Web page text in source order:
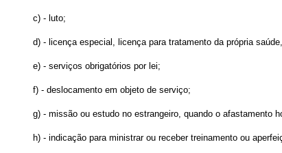
c) - luto;
d) - licença especial, licença para tratamento da própria
e) - serviços obrigatórios por lei;
f) - deslocamento em objeto de serviço;
g) - missão ou estudo no estrangeiro, quando o afastamento
h) - indicação para ministrar ou receber treinamento ou